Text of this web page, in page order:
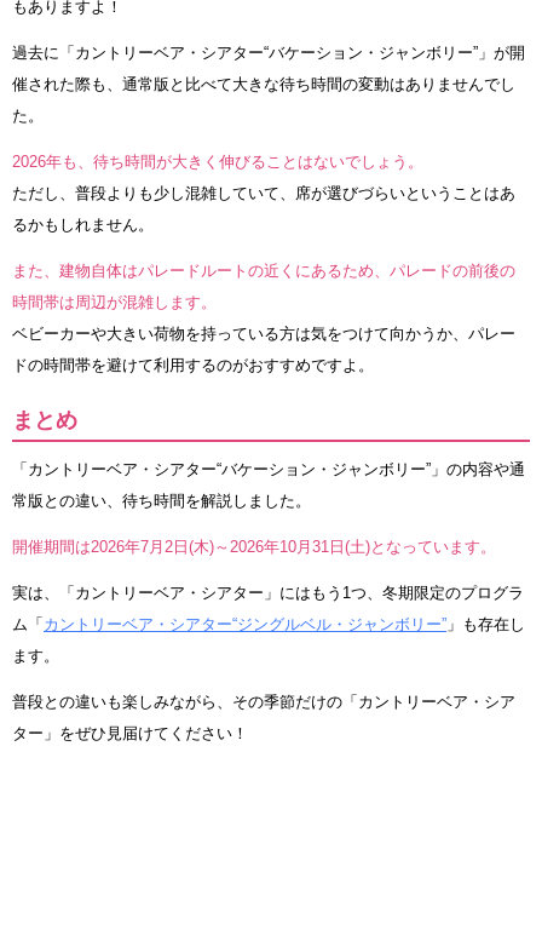
もありますよ！
過去に「カントリーベア・シアター“バケーション・ジャンボリー”」が開
催された際も、通常版と比べて大きな待ち時間の変動はありませんでし
た。
2026年も、待ち時間が大きく伸びることはないでしょう。
ただし、普段よりも少し混雑していて、席が選びづらいということはあ
るかもしれません。
また、建物自体はパレードルートの近くにあるため、パレードの前後の
時間帯は周辺が混雑します。
ベビーカーや大きい荷物を持っている方は気をつけて向かうか、パレー
ドの時間帯を避けて利用するのがおすすめですよ。
まとめ
「カントリーベア・シアター“バケーション・ジャンボリー”」の内容や通
常版との違い、待ち時間を解説しました。
開催期間は2026年7月2日(木)～2026年10月31日(土)となっています。
実は、「カントリーベア・シアター」にはもう1つ、冬期限定のプログラ
ム「 カントリーベア・シアター“ジングルベル・ジャンボリー” 」も存在し
ます。
普段との違いも楽しみながら、その季節だけの「カントリーベア・シア
ター」をぜひ見届けてください！